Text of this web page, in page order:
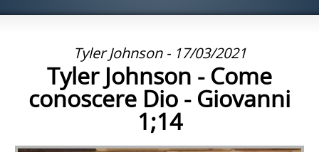
Tyler Johnson - 17/03/2021
Tyler Johnson - Come
conoscere Dio - Giovanni
1;14